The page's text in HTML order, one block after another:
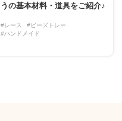
うの基本材料・道具をご紹介♪
#レース
#ビーズトレー
#ハンドメイド